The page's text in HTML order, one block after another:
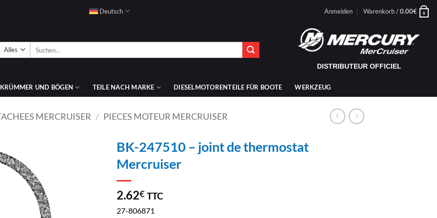
Deutsch Anmelden Warenkorb /0.00€ 0
DISTRIBUTEUR OFFICIEL
UND BÖGEN TEILE NACH MARKE DIESELMOTORENTEILE FÜR BOOTE WERKZEUG
MERCRUISER / PIECES MOTEUR MERCRUISER
BK-247510 – joint de thermostat
Mercruiser
2.62€ TTC
27-806871